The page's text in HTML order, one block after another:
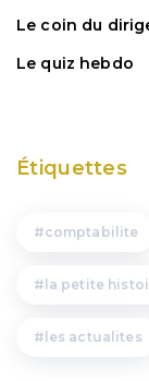
Le coin du
Le quiz hebdo
Étiquettes
comptabilite
la petite
les actualites